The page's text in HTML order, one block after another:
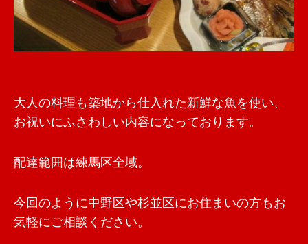
大人の料理も築地から仕入れた新鮮な魚を使い、
お祝いにふさわしい内容になっております。
配達範囲は練馬区全域。
今回のように中野区や杉並区にお住まいの方もお
気軽にご相談ください。